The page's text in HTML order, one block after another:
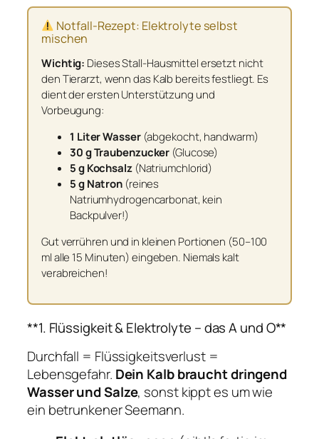
Notfall-Rezept: Elektrolyte selbst
mischen
Wichtig: Dieses Stall-Hausmittel ersetzt nicht
den Tierarzt, wenn das Kalb bereits festliegt. Es
dient der ersten Unterstützung und
Vorbeugung:
1 Liter Wasser(abgekocht, handwarm)
30 g Traubenzucker (Glucose)
5 g Kochsalz(Natriumchlorid)
5 g Natron (reines
Natriumhydrogencarbonat, kein
Backpulver!)
Gut verrühren und in kleinen Portionen (50–100
ml alle 15 Minuten) eingeben. Niemals kalt
verabreichen!
**1. Flüssigkeit & Elektrolyte – das A und O**
Durchfall = Flüssigkeitsverlust =
Lebensgefahr. Dein Kalb braucht dringend
Wasser und Salze, sonst kippt es um wie
ein betrunkener Seemann.